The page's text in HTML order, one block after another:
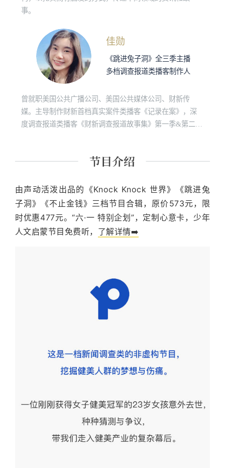
事。
佳勋
《跳进兔子洞》全三季主播
多档调查报道类播客制作人
曾就职美国公共广播公司、美国公共媒体公司、财新传
媒。主导制作财新首档真实案件类播客《记录在案》，深
度调查报道类播客《财新调查报道故事集》第一季&第二
由声动活泼出品的《Knock Knock 世界》《跳进兔
子洞》《不止金钱》三档节目合辑，原价573元，限
时优惠477元。“六·一 特别企划”，定制心意卡，少年
人文启蒙节目免费听， 了解详情➡️